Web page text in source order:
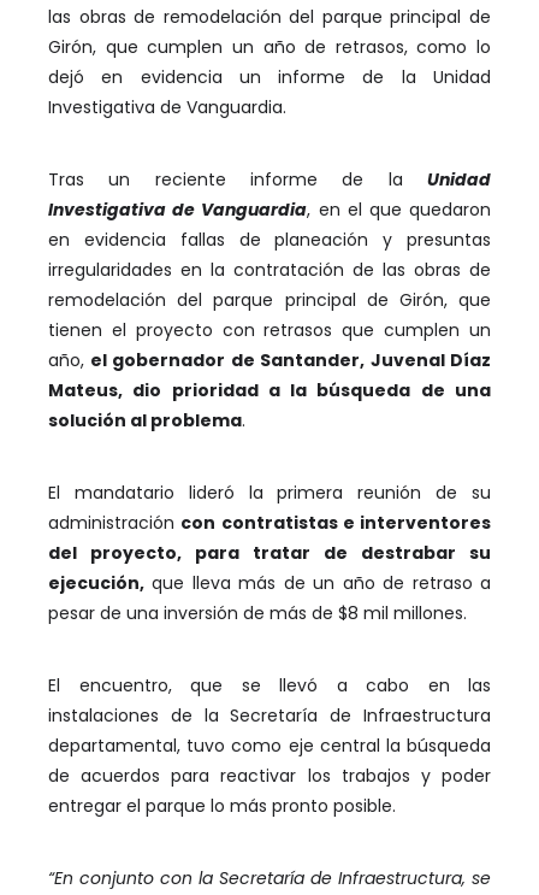
las obras de remodelación del parque principal de
Girón, que cumplen un año de retrasos, como lo
dejó en evidencia un informe de la Unidad
Investigativa de Vanguardia.
Tras un reciente informe de la Unidad
Investigativa de Vanguardia, en el que quedaron
en evidencia fallas de planeación y presuntas
irregularidades en la contratación de las obras de
remodelación del parque principal de Girón, que
tienen el proyecto con retrasos que cumplen un
año, el gobernador de Santander, Juvenal Díaz
Mateus, dio prioridad a la búsqueda de una
solución al problema.
El mandatario lideró la primera reunión de su
administración con contratistas e interventores
del proyecto, para tratar de destrabar su
ejecución, que lleva más de un año de retraso a
pesar de una inversión de más de $8 mil millones.
El encuentro, que se llevó a cabo en las
instalaciones de la Secretaría de Infraestructura
departamental, tuvo como eje central la búsqueda
de acuerdos para reactivar los trabajos y poder
entregar el parque lo más pronto posible.
“En conjunto con la Secretaría de Infraestructura, se